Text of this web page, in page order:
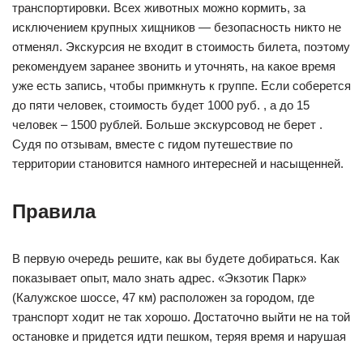
транспортировки. Всех животных можно кормить, за
исключением крупных хищников — безопасность никто не
отменял. Экскурсия не входит в стоимость билета, поэтому
рекомендуем заранее звонить и уточнять, на какое время
уже есть запись, чтобы примкнуть к группе. Если соберется
до пяти человек, стоимость будет 1000 руб. , а до 15
человек – 1500 рублей. Больше экскурсовод не берет .
Судя по отзывам, вместе с гидом путешествие по
территории становится намного интересней и насыщенней.
Правила
В первую очередь решите, как вы будете добираться. Как
показывает опыт, мало знать адрес. «Экзотик Парк»
(Калужское шоссе, 47 км) расположен за городом, где
транспорт ходит не так хорошо. Достаточно выйти не на той
остановке и придется идти пешком, теряя время и нарушая